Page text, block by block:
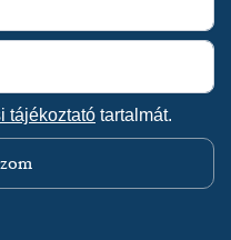
tájékoztató tartalmát.